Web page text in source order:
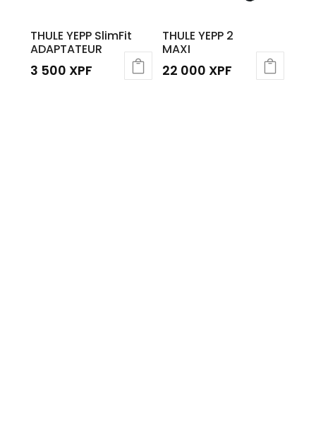
THULE YEPP SlimFit
ADAPTATEUR
3 500 XPF
THULE YEPP 2
MAXI
22 000 XPF